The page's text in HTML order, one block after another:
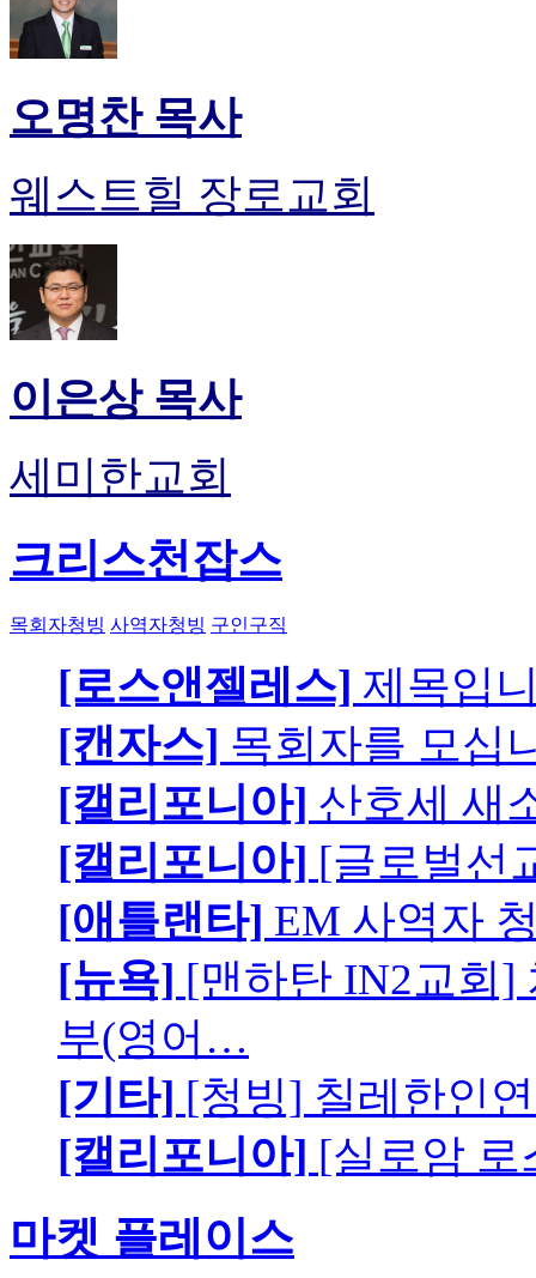
오명찬 목사
웨스트힐 장로교회
이은상 목사
세미한교회
크리스천잡스
목회자청빙 사역자청빙 구인구직
[로스앤젤레스] 제목입
[캔자스] 목회자를 모십
[캘리포니아] 산호세 새
[캘리포니아] [글로벌선
[애틀랜타] EM 사역자
[뉴욕] [맨하탄 IN2교회]
부(영어…
[기타] [청빙] 칠레한인
[캘리포니아] [실로암 로
마켓 플레이스